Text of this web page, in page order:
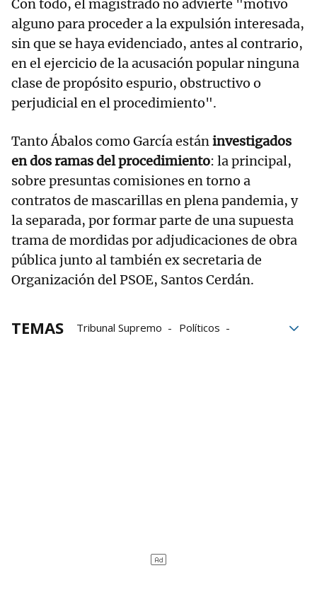
Con todo, el magistrado no advierte "motivo
alguno para proceder a la expulsión interesada,
sin que se haya evidenciado, antes al contrario,
en el ejercicio de la acusación popular ninguna
clase de propósito espurio, obstructivo o
perjudicial en el procedimiento".
Tanto Ábalos como García estáninvestigados
en dos ramas del procedimiento: la principal,
sobre presuntas comisiones en torno a
contratos de mascarillas en plena pandemia, y
la separada, por formar parte de una supuesta
trama de mordidas por adjudicaciones de obra
pública junto al también ex secretaria de
Organización del PSOE, Santos Cerdán.
TEMAS Tribunal Supremo
Políticos